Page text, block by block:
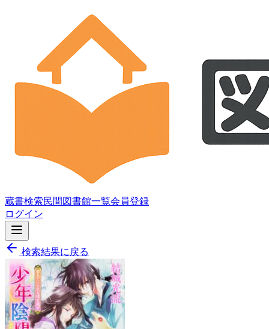
蔵書検索民間図書館一覧会員登録
ログイン
検索結果に戻る